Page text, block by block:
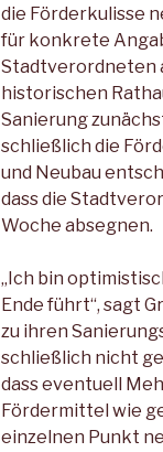
die Förderkulisse
für konkrete
Stadtverordneten
historischen
Sanierung
schließlich die
und Neubau
dass die
Woche absegnen.
„Ich bin
Ende führt“, sagt
zu ihren
schließlich nicht
dass eventuell
Fördermittel wie
einzelnen Punkt